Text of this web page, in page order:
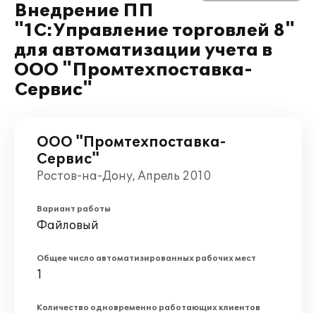
Внедрение ПП
"1С:Управление торговлей 8"
для автоматизации учета в
ООО "Промтехпоставка-
Сервис"
ООО "Промтехпоставка-
Сервис"
Ростов-на-Дону, Апрель 2010
Вариант работы
Файловый
Общее число автоматизированных рабочих мест
1
Количество одновременно работающих клиентов